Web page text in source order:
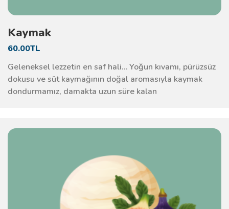
Kaymak
60.00TL
Geleneksel lezzetin en saf hali… Yoğun kıvamı, pürüzsüz
dokusu ve süt kaymağının doğal aromasıyla kaymak
dondurmamız, damakta uzun süre kalan